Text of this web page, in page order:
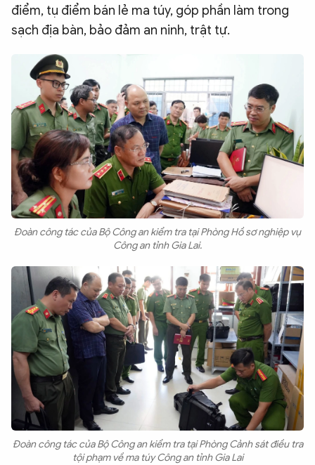
điểm, tụ điểm bán lẻ ma túy, góp phần làm trong
sạch địa bàn, bảo đảm an ninh, trật tự.
Đoàn công tác của Bộ Công an kiểm tra tại Phòng Hồ sơ nghiệp vụ
Công an tỉnh Gia Lai.
Đoàn công tác của Bộ Công an kiểm tra tại Phòng Cảnh sát điều tra
tội phạm về ma túy Công an tỉnh Gia Lai